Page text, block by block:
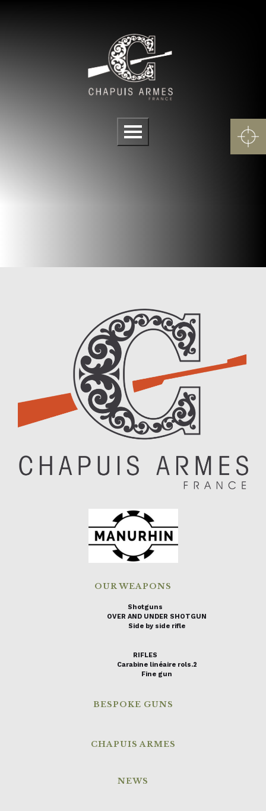
Menu
OUR WEAPONS
Shotguns
OVER AND UNDER SHOTGUN
Side by side rifle
RIFLES
Carabine linéaire rols.2
Fine gun
BESPOKE GUNS
CHAPUIS ARMES
NEWS